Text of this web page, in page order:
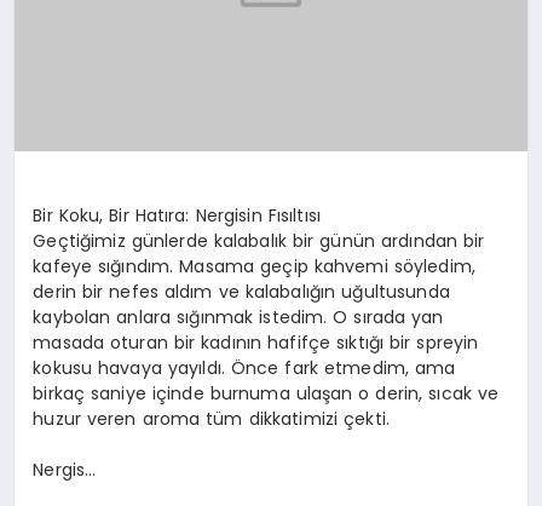
Bir Koku, Bir Hatıra: Nergisin Fısıltısı
Geçtiğimiz günlerde kalabalık bir günün ardından bir
kafeye sığındım. Masama geçip kahvemi söyledim,
derin bir nefes aldım ve kalabalığın uğultusunda
kaybolan anlara sığınmak istedim. O sırada yan
masada oturan bir kadının hafifçe sıktığı bir spreyin
kokusu havaya yayıldı. Önce fark etmedim, ama
birkaç saniye içinde burnuma ulaşan o derin, sıcak ve
huzur veren aroma tüm dikkatimizi çekti.
Nergis…